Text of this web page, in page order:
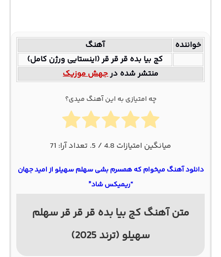
خواننده
آهنگ
کج بیا بده قر قر قر (اینستایی ورژن کامل)
منتشر شده درجهش موزیک
چه امتیازی به این آهنگ میدی؟
میانگین امتیازات 4.8 / 5. تعداد آرا: 71
دانلود آهنگ میخوام که همسرم بشی سهلم سهیلو از امید جهان
“ریمیکس شاد”
متن آهنگ کج بیا بده قر قر قر سهلم
سهیلو (ترند 2025)